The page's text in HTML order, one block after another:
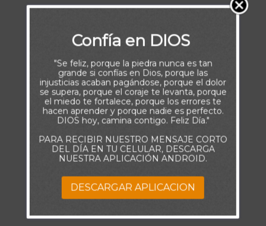
Confía en DIOS
"Se feliz, porque la piedra nunca es tan
grande si confías en Dios, porque las
injusticias acaban pagándose, porque el dolor
se supera, porque el coraje te levanta, porque
el miedo te fortalece, porque los errores te
hacen aprender y porque nadie es perfecto.
DIOS hoy, camina contigo. Feliz Día."
PARA RECIBIR NUESTRO MENSAJE CORTO
DEL DÍA EN TU CELULAR, DESCARGA
NUESTRA APLICACIÓN ANDROID.
DESCARGAR APLICACION